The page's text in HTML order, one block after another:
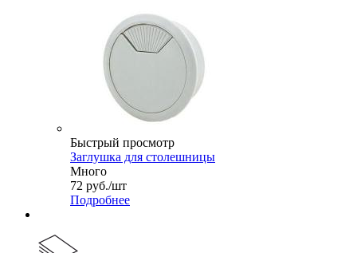
Быстрый просмотр
Заглушка для столешницы
Много
72 руб./шт
Подробнее